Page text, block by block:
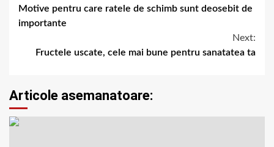
Motive pentru care ratele de schimb sunt deosebit de
importante
Next:
Fructele uscate, cele mai bune pentru sanatatea ta
Articole asemanatoare: